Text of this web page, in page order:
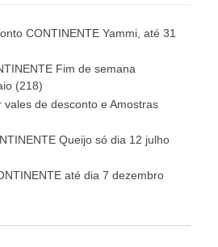
CONTINENTE Yammi, até 31
Fim de semana
(218)
de desconto e Amostras
Queijo só dia 12 julho
até dia 7 dezembro